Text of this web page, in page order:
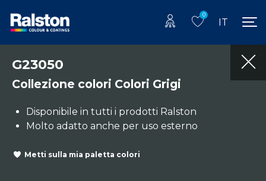
0
IT
G23050
Collezione colori Colori Grigi
Disponibile in tutti i prodotti Ralston
Molto adatto anche per uso esterno
Metti sulla mia paletta colori